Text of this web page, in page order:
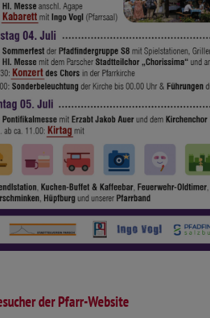
der Pfarr-Website